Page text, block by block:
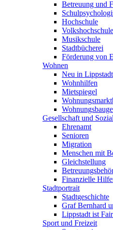
Betreuung und
Hochschule
Volkshochschule
Musikschule
Stadtbücherei
Förderung von
Wohnen
Neu in Lippstadt
Wohnhilfen
Mietspiegel
Gesellschaft und
Ehrenamt
Senioren
Migration
Menschen mit
Gleichstellung
Finanzielle
Stadtportrait
Stadtgeschichte
Graf Bernhard
Lippstadt ist
Sport und Freizeit